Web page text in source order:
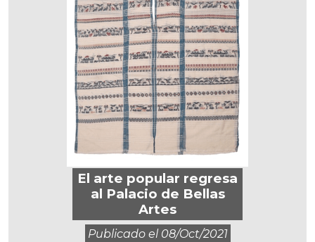
El arte popular regresa
al Palacio de Bellas
Artes
Publicado el 08/oct/2021